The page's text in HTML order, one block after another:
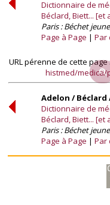
Dictionnaire de
Béclard, Biett... [et
Paris : Béchet
Page à Page
Par
URL pérenne de cette
histmed/medica/
Adelon /
Dictionnaire de
Béclard, Biett... [et
Paris : Béchet
Page à Page
Par